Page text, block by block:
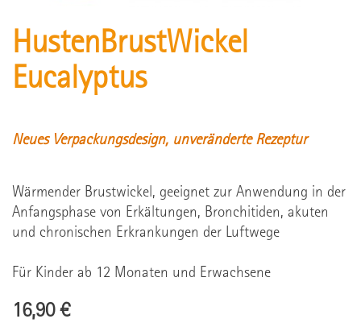
HustenBrustWickel
Eucalyptus
Neues Verpackungsdesign, unveränderte Rezeptur
Wärmender Brustwickel, geeignet zur Anwendung in der
Anfangsphase von Erkältungen, Bronchitiden, akuten
und chronischen Erkrankungen der Luftwege
Für Kinder ab 12 Monaten und Erwachsene
16,90 €